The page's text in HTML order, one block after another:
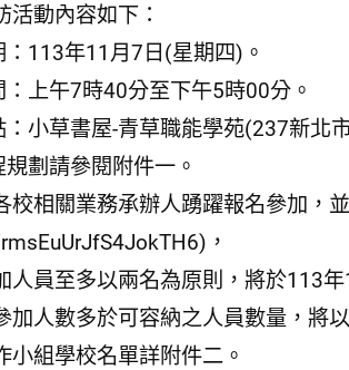
活動內容如下：
113年11月7日(星期四)。
上午7時40分至下午5時00分。
小草書屋-青草職能學苑(237新北
劃請參閱附件一。
校相關業務承辦人踴躍報名參加
，
人員至多以兩名為原則，將於113
加人數多於可容納之人員數量，將
小組學校名單詳附件二。